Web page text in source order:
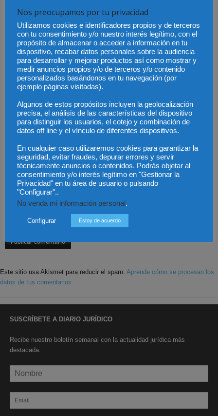
Dejar una respuesta
Save my name, email, and website in this browser for the next time I
comment.
Este sitio usa Akismet para reducir el spam. Aprende cómo se procesan los
datos de tus comentarios.
SUSCRÍBETE A DIARIO JURÍDICO
Recibe nuestro boletín semanal con la actualidad jurídica más
destacada.
Nos preocupamos por tu privacidad
Utilizamos cookies e identificadores propios y de terceros
con tu consentimiento y/o nuestro interés legítimo, con el
propósito de almacenar o acceder a información en tu
dispositivo, recabar datos personales sobre la audiencia
para desarrollar y mejorar productos así como mostrar y
medir anuncios propios y/o de terceros y/o contenido
personalizados basándonos en tu navegación (por
ejemplo páginas visitadas).
Algunos de estos propósitos incluyen la geolocalización
precisa, el análisis de las características del dispositivo
para distinguir los usuarios, el cotejo y combinación de
datos off line y el vínculo de diferentes dispositivos.
En cualquier caso utilizaremos cookies para garantizar la
seguridad, evitar fraudes, depurar errores y servir
técnicamente anuncios o contenidos. Podrás objetar al
consentimiento y/o interés legítimo en "Gestionar la
Privacidad" en tu área de usuario o pulsando
"Configurar"..
No venda mi información personal.
Configurar Estoy de acuerdo